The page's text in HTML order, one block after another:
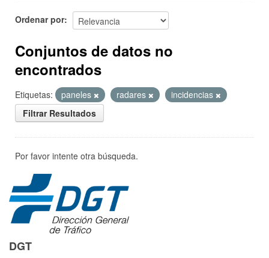
Ordenar por
Conjuntos de datos no
encontrados
Etiquetas: paneles radares
incidencias
Filtrar Resultados
Por favor intente otra búsqueda.
DGT